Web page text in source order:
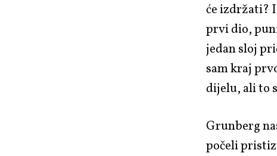
će izdržati?
prvi dio,
jedan sloj
sam kraj
dijelu, ali to
Grunberg
počeli